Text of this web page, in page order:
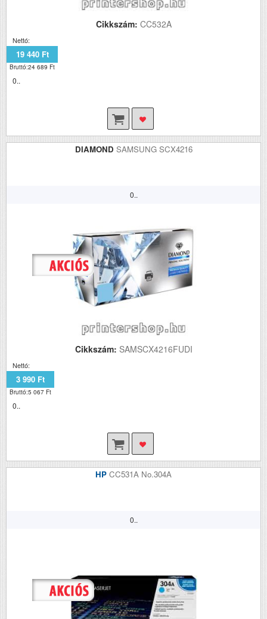
Cikkszám: CC532A
Nettó:
19 440 Ft
Bruttó:24 689 Ft
0..
DIAMOND SAMSUNG SCX4216
0..
Cikkszám: SAMSCX4216FUDI
Nettó:
3 990 Ft
Bruttó:5 067 Ft
0..
HP CC531A No.304A
0..